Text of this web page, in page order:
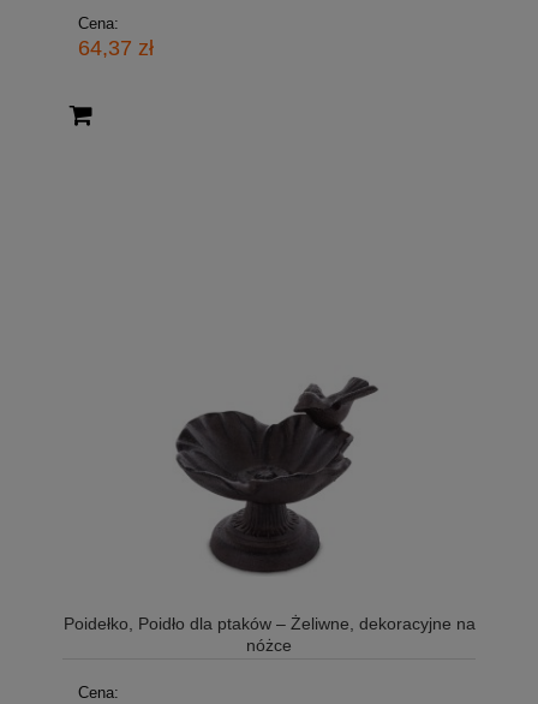
Cena:
64,37 zł
Poidełko, Poidło dla ptaków – Żeliwne, dekoracyjne na
nóżce
Cena: